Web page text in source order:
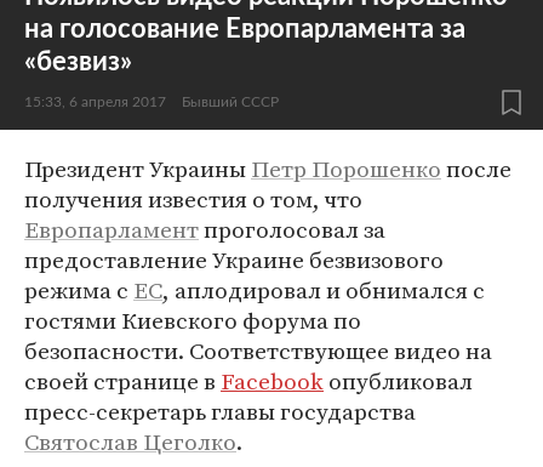
на голосование Европарламента за
«безвиз»
15:33, 6 апреля 2017 Бывший СССР
Президент УкраиныПетр Порошенкопосле
получения известия о том, что
Европарламентпроголосовал за
предоставление Украине безвизового
режима с ЕС, аплодировал и обнимался с
гостями Киевского форума по
безопасности. Соответствующее видео на
своей странице в Facebookопубликовал
пресс-секретарь главы государства
Святослав Цеголко.